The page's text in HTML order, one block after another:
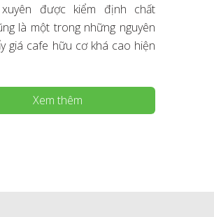
được kiểm định chất
là một trong những nguyên
giá cafe hữu cơ khá cao hiện
Xem thêm